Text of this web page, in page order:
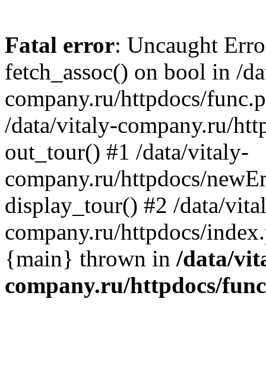
Fatal error: Uncaught
fetch_assoc() on bool in /
company.ru/httpdocs/
/data/vitaly-company.ru/
out_tour() #1 /data/vitaly-
company.ru/httpdocs/
display_tour() #2 /data/
company.ru/httpdocs/
{main} thrown in /data/
company.ru/httpdocs/